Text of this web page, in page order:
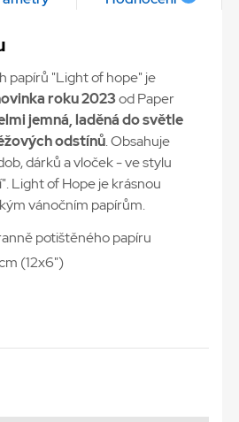
papírů "Light of hope" je
roku 2023od Paper
jemná, laděná do světle
odstínů. Obsahuje
dárků a vloček - ve stylu
Light of Hope je krásnou
vánočním papírům.
potištěného papíru
(12x6")